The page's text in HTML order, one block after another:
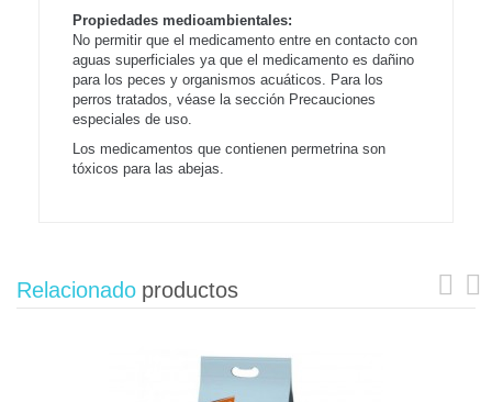
Propiedades medioambientales:
No permitir que el medicamento entre en contacto con
aguas superficiales ya que el medicamento es dañino
para los peces y organismos acuáticos. Para los
perros tratados, véase la sección Precauciones
especiales de uso.
Los medicamentos que contienen permetrina son
tóxicos para las abejas.
Relacionado productos